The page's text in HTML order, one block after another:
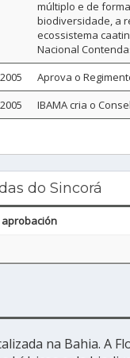
múltiplo e de
biodiversidade, a
ecossistema
Nacional
Aprova o
IBAMA cria o
do Sincorá
na Bahia.